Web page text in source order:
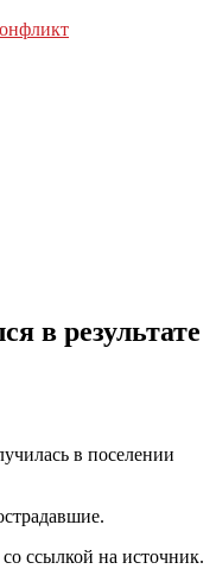
в результате
в поселении
со ссылкой на источник.